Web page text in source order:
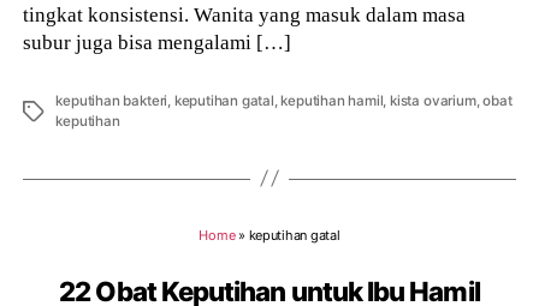
tingkat konsistensi. Wanita yang masuk dalam masa
subur juga bisa mengalami […]
Tags
keputihan bakteri, keputihan gatal,keputihan hamil,kista ovarium,obat
keputihan
Home» keputihan gatal
22 Obat Keputihan untuk Ibu Hamil